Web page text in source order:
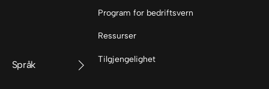
Språk
Program for bedriftsvern
Ressurser
Tilgjengelighet